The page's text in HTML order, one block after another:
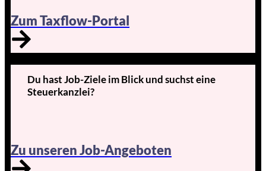
Zum Taxflow-Portal
Du hast Job-Ziele im Blick und suchst eine
Steuerkanzlei?
Zu unseren Job-Angeboten